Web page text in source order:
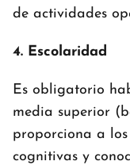
de actividades
4. Escolaridad
Es obligatorio
media superior
proporciona a
cognitivas y